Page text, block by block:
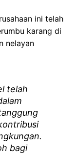
ini telah
karang di
nelayan
telah
bagi